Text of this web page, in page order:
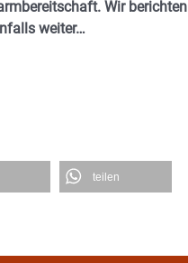
Wir berichten
weiter…
teilen